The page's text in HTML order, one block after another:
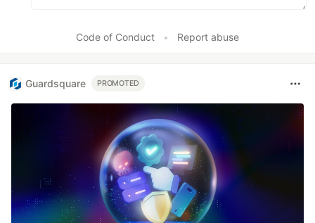
Code of Conduct • Report abuse
Guardsquare PROMOTED